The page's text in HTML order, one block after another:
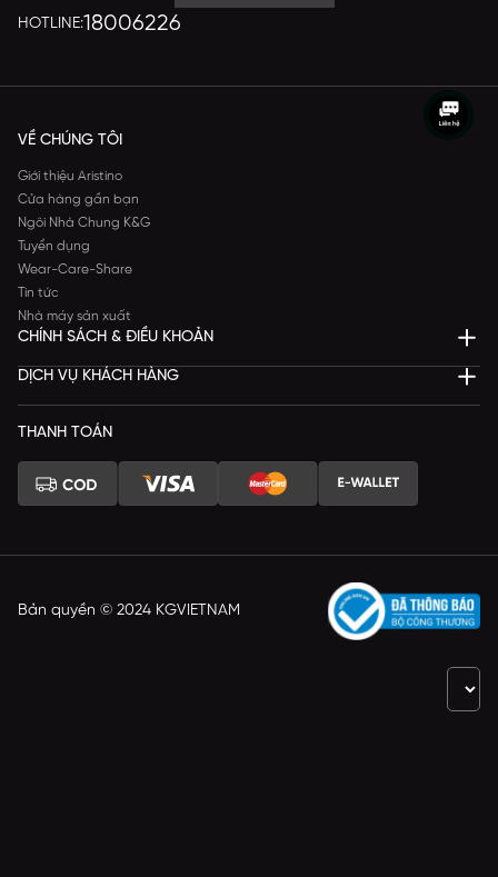
HOTLINE:18006226
VỀ CHÚNG TÔI
Giới thiệu Aristino
Cửa hàng gần bạn
Ngôi Nhà Chung K&G
Tuyển dụng
Wear-Care-Share
Tin tức
Nhà máy sản xuất
CHÍNH SÁCH & ĐIỀU KHOẢN
DỊCH VỤ KHÁCH HÀNG
THANH TOÁN
Bản quyền © 2024 KGVIETNAM